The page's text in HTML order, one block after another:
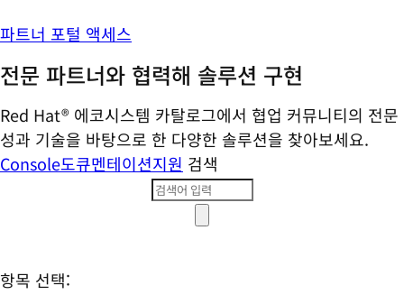
파트너 포털 액세스
전문 파트너와 협력해 솔루션 구현
Red Hat® 에코시스템 카탈로그에서 협업 커뮤니티의 전문
성과 기술을 바탕으로 한 다양한 솔루션을 찾아보세요.
Console도큐멘테이션지원 검색
항목 선택: